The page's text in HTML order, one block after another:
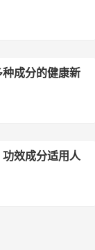
成分的健康新
效成分适用人